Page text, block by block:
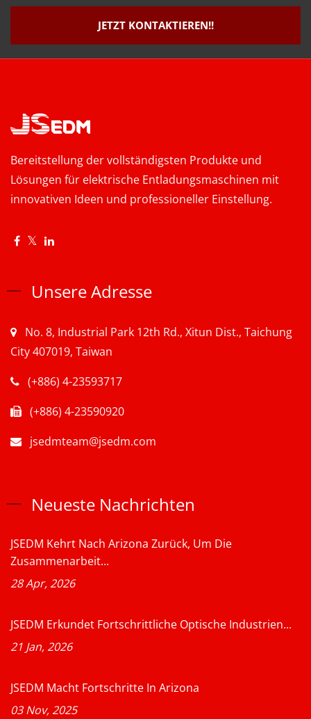
JETZT KONTAKTIEREN!!
Bereitstellung der vollständigsten Produkte und
Lösungen für elektrische Entladungsmaschinen mit
innovativen Ideen und professioneller Einstellung.
Unsere Adresse
No. 8, Industrial Park 12th Rd., Xitun Dist., Taichung
City 407019, Taiwan
(+886) 4-23593717
(+886) 4-23590920
jsedmteam@jsedm.com
Neueste Nachrichten
JSEDM Kehrt Nach Arizona Zurück, Um Die
Zusammenarbeit...
28 Apr, 2026
JSEDM Erkundet Fortschrittliche Optische Industrien...
21 Jan, 2026
JSEDM Macht Fortschritte In Arizona
03 Nov, 2025